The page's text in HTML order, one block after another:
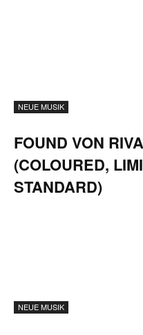
NEUE MUSIK
FOUND VON
(COLOURED,
STANDARD)
NEUE MUSIK